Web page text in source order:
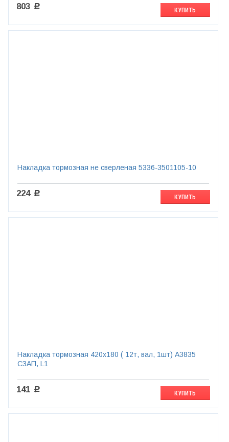
803 c
КУПИТЬ
Накладка тормозная не сверленая 5336-3501105-10
224 c
КУПИТЬ
Накладка тормозная 420х180 ( 12т, вал, 1шт) A3835
СЗАП, L1
141 c
КУПИТЬ